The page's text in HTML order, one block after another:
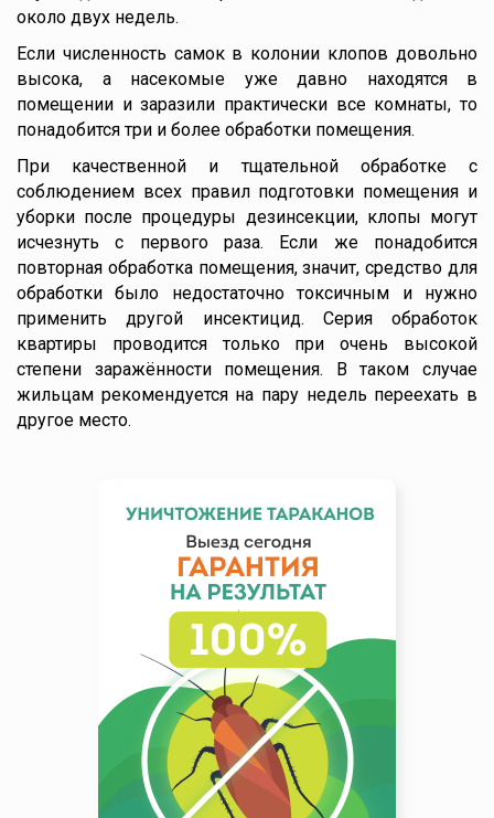
около двух недель.
Если численность самок в колонии клопов довольно
высока, а насекомые уже давно находятся в
помещении и заразили практически все комнаты, то
понадобится три и более обработки помещения.
При качественной и тщательной обработке с
соблюдением всех правил подготовки помещения и
уборки после процедуры дезинсекции, клопы могут
исчезнуть с первого раза. Если же понадобится
повторная обработка помещения, значит, средство для
обработки было недостаточно токсичным и нужно
применить другой инсектицид. Серия обработок
квартиры проводится только при очень высокой
степени заражённости помещения. В таком случае
жильцам рекомендуется на пару недель переехать в
другое место.